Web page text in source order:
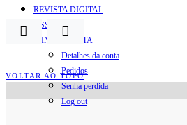
REVISTA DIGITAL
ASSINE
MINHA CONTA
Detalhes da conta
Pedidos
Senha perdida
Log out
VOLTAR AO TOPO